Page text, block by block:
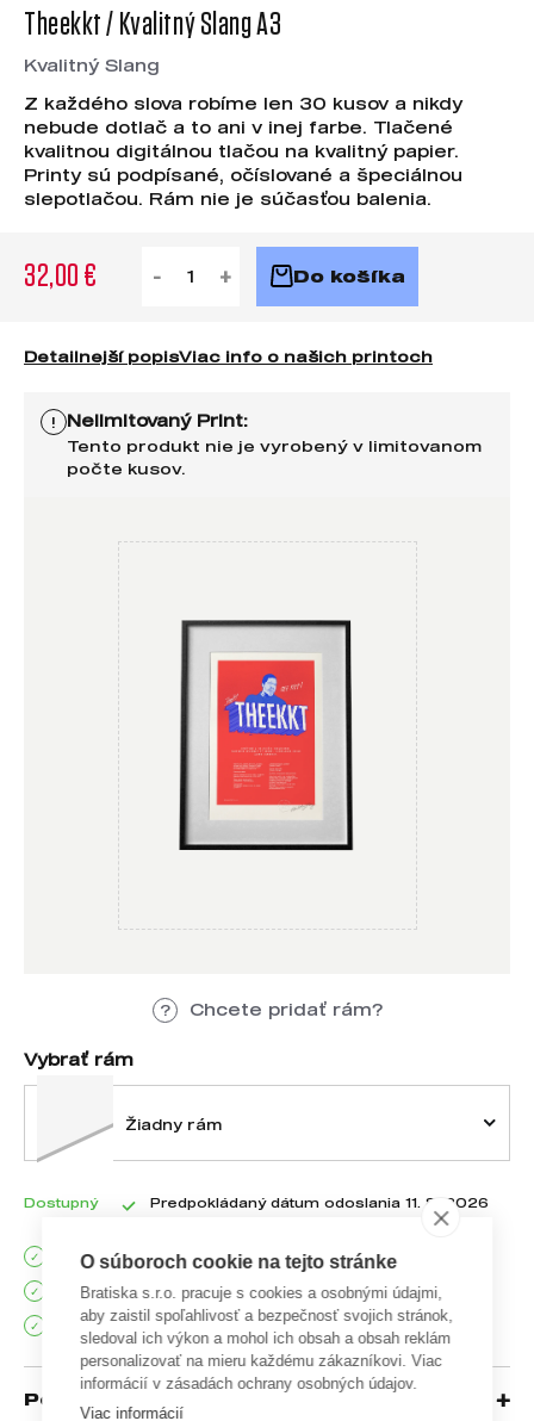
Theekkt / Kvalitný Slang A3
Kvalitný Slang
Z každého slova robíme len 30 kusov a nikdy
nebude dotlač a to ani v inej farbe. Tlačené
kvalitnou digitálnou tlačou na kvalitný papier.
Printy sú podpísané, očíslované a špeciálnou
slepotlačou. Rám nie je súčasťou balenia.
32,00 € Do košíka
Detailnejší popisViac info o našich printoch
! Nelimitovaný Print:
Tento produkt nie je vyrobený v limitovanom
počte kusov.
Chcete pridať rám?
Vybrať rám
Žiadny rám
Dostupný Predpokládaný dátum odoslania 11. 8. 2026
Poštovné nad 100 EUR zadarmo
Doručenie do 2 pracovných dní
90 dní na vrátenie tovaru
Popis
O súboroch cookie na tejto stránke
Bratiska s.r.o. pracuje s cookies a osobnými údajmi,
aby zaistil spoľahlivosť a bezpečnosť svojich stránok,
sledoval ich výkon a mohol ich obsah a obsah reklám
personalizovať na mieru každému zákazníkovi. Viac
informácií v zásadách ochrany osobných údajov.
Viac informácií